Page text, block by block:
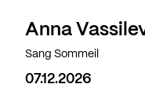
Anna
Sang Sommeil
07.12.2026